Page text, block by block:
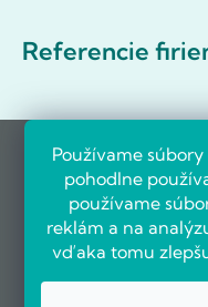
Používame
pohodlne
používame
reklám a na
vďaka tomu
Referencie